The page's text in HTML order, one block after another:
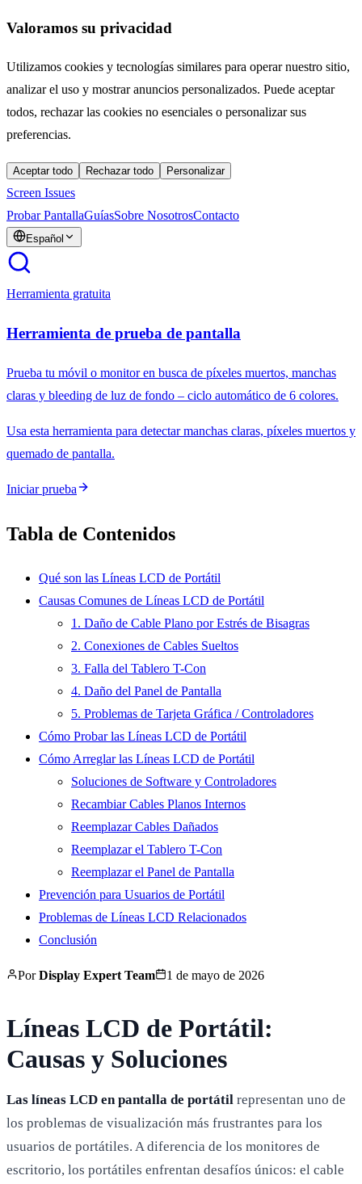
Valoramos su privacidad
Utilizamos cookies y tecnologías similares para operar nuestro sitio,
analizar el uso y mostrar anuncios personalizados. Puede aceptar
todos, rechazar las cookies no esenciales o personalizar sus
preferencias.
Aceptar todo Rechazar todo Personalizar
Screen Issues
Probar PantallaGuíasSobre NosotrosContacto
Español
Herramienta gratuita
Herramienta de prueba de pantalla
Prueba tu móvil o monitor en busca de píxeles muertos, manchas
claras y bleeding de luz de fondo – ciclo automático de 6 colores.
Usa esta herramienta para detectar manchas claras, píxeles muertos y
quemado de pantalla.
Iniciar prueba
Tabla de Contenidos
Qué son las Líneas LCD de Portátil
Causas Comunes de Líneas LCD de Portátil
1. Daño de Cable Plano por Estrés de Bisagras
2. Conexiones de Cables Sueltos
3. Falla del Tablero T-Con
4. Daño del Panel de Pantalla
5. Problemas de Tarjeta Gráfica / Controladores
Cómo Probar las Líneas LCD de Portátil
Cómo Arreglar las Líneas LCD de Portátil
Soluciones de Software y Controladores
Recambiar Cables Planos Internos
Reemplazar Cables Dañados
Reemplazar el Tablero T-Con
Reemplazar el Panel de Pantalla
Prevención para Usuarios de Portátil
Problemas de Líneas LCD Relacionados
Conclusión
PorDisplay Expert Team 1 de mayo de 2026
Líneas LCD de Portátil:
Causas y Soluciones
Las líneas LCD en pantalla de portátil representan uno de
los problemas de visualización más frustrantes para los
usuarios de portátiles. A diferencia de los monitores de
escritorio, los portátiles enfrentan desafíos únicos: el cable